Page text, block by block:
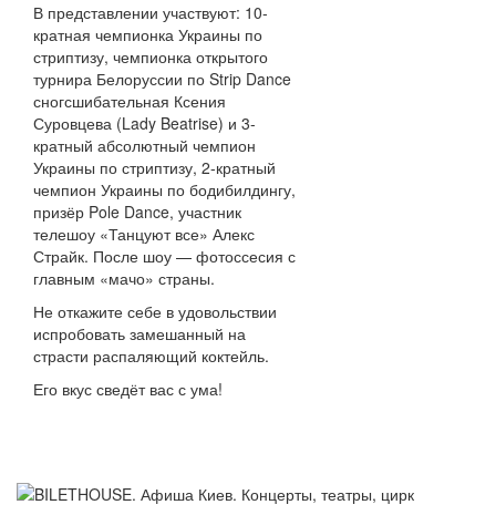
В представлении участвуют: 10-
кратная чемпионка Украины по
стриптизу, чемпионка открытого
турнира Белоруссии по Strip Dance
сногсшибательная Ксения
Суровцева (Lady Beatrise) и 3-
кратный абсолютный чемпион
Украины по стриптизу, 2-кратный
чемпион Украины по бодибилдингу,
призёр Pole Dance, участник
телешоу «Танцуют все» Алекс
Страйк. После шоу — фотоссесия с
главным «мачо» страны.
Не откажите себе в удовольствии
испробовать замешанный на
страсти распаляющий коктейль.
Его вкус сведёт вас с ума!